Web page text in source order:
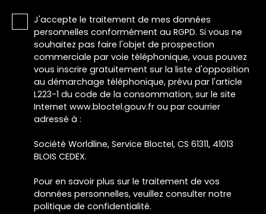
J'accepte le traitement de mes données
personnelles conformément au RGPD. Si vous ne
souhaitez pas faire l'objet de prospection
commerciale par voie téléphonique, vous pouvez
vous inscrire gratuitement sur la liste d'opposition
au démarchage téléphonique, prévu par l'article
L223-1 du code de la consommation, sur le site
Internet www.bloctel.gouv.fr ou par courrier
adressé à :
Société Worldline, Service Bloctel, CS 61311, 41013
BLOIS CEDEX.
Pour en savoir plus sur le traitement de vos
données personnelles, veuillez consulter notre
politique de confidentialité.